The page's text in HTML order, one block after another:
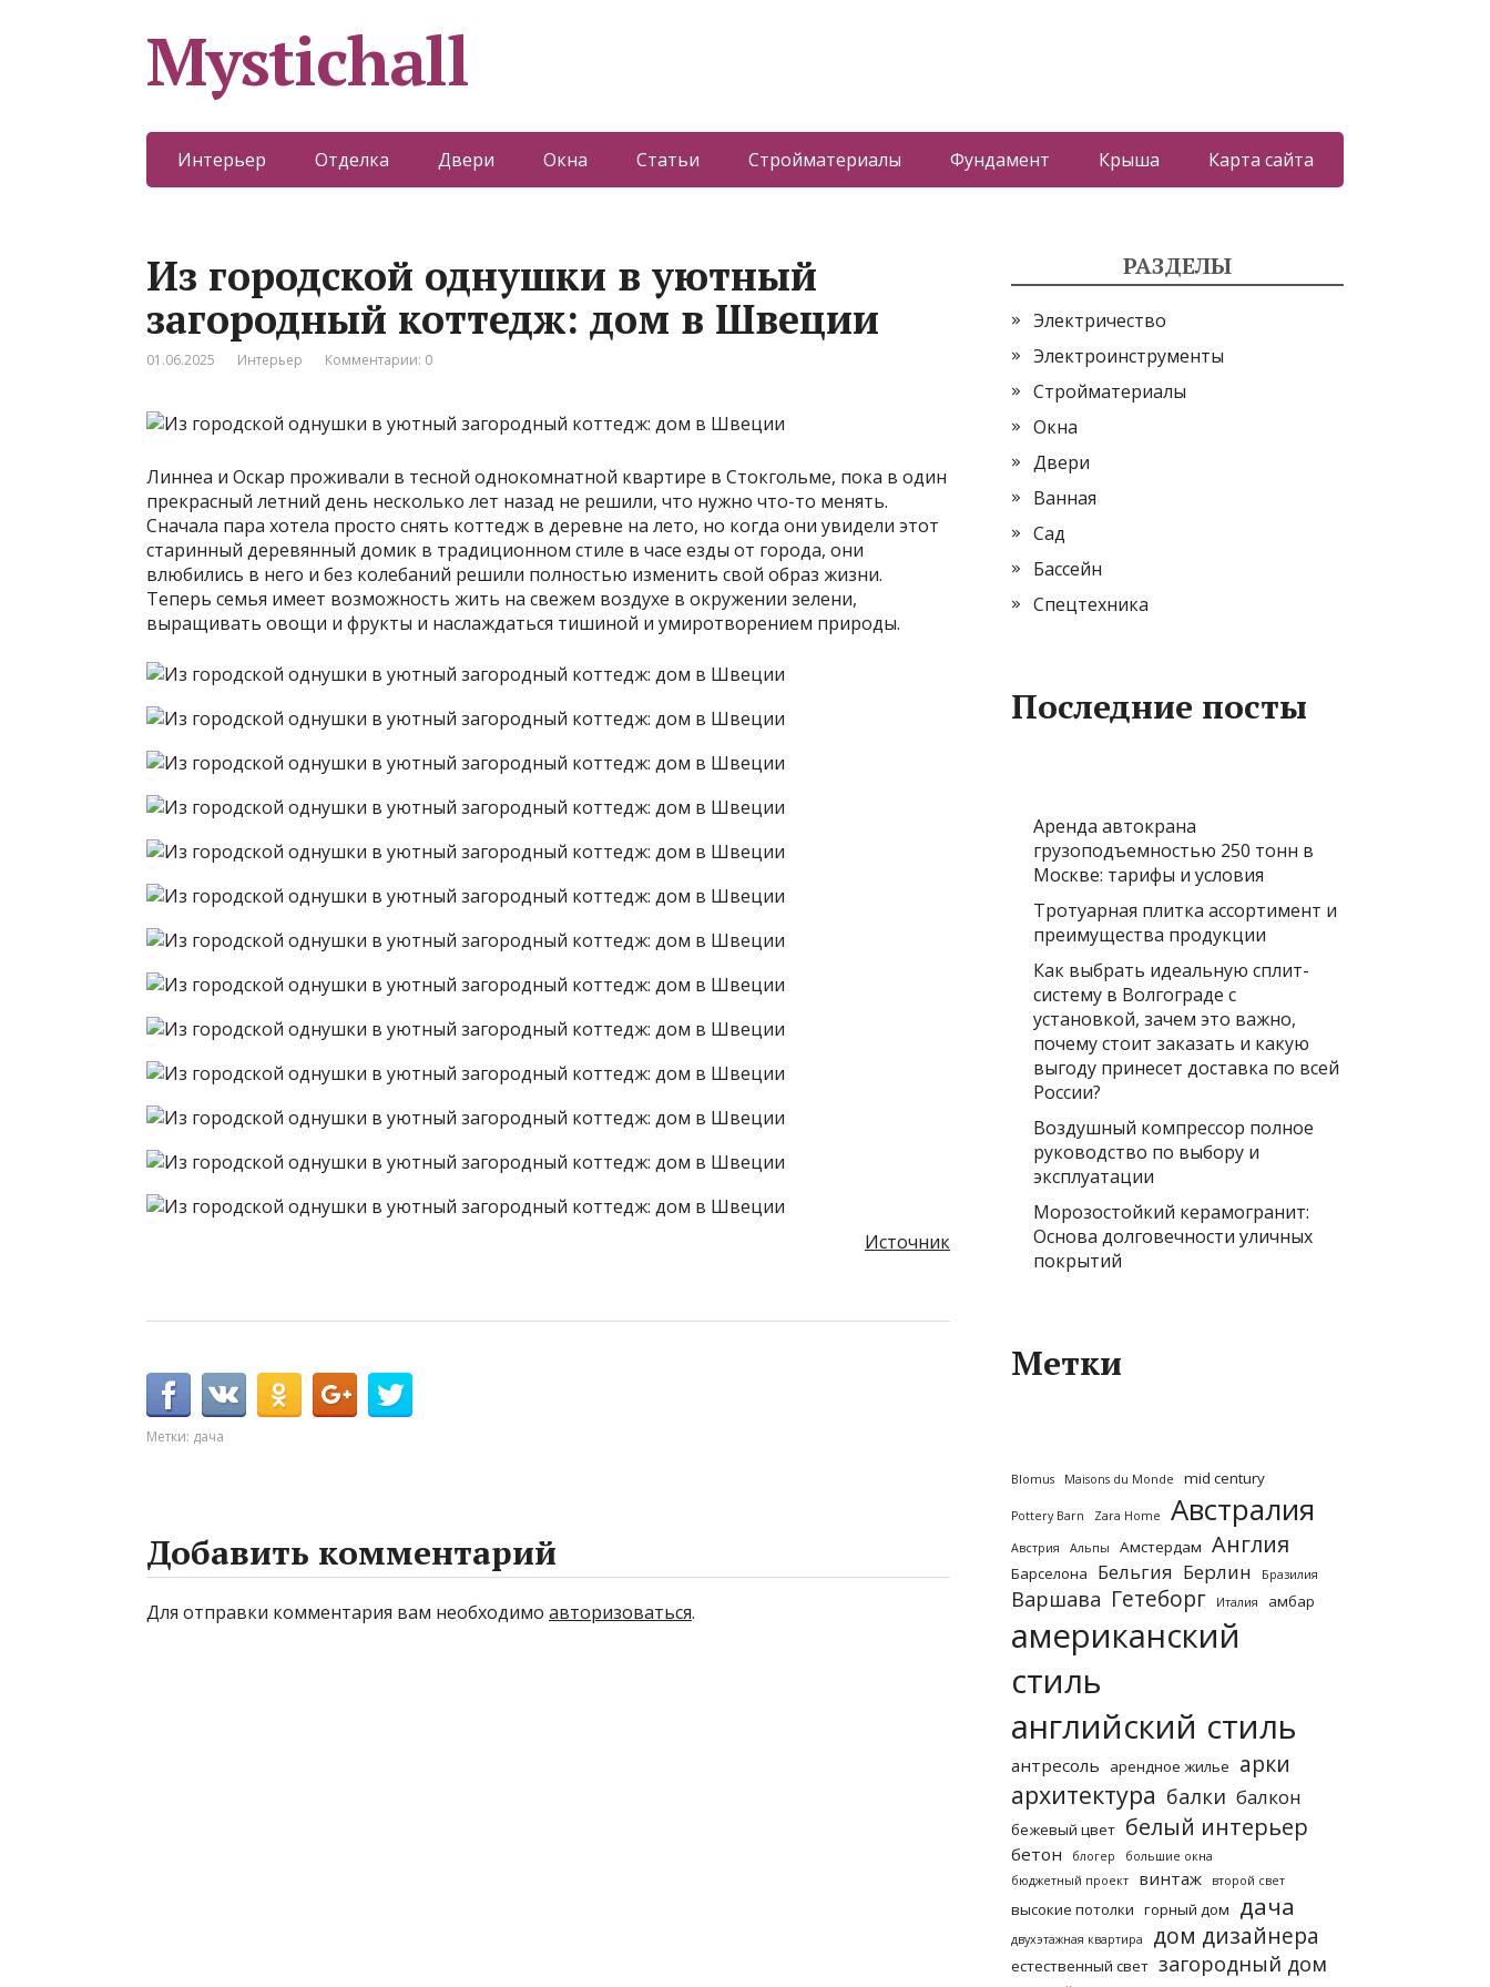
Mystichall
Интерьер Отделка Двери Окна Статьи Стройматериалы Фундамент Крыша Карта сайта
Из городской однушки в уютный
загородный коттедж: дом в Швеции
01.06.2025 Интерьер Комментарии: 0
Линнеа и Оскар проживали в тесной однокомнатной квартире в Стокгольме, пока в один
прекрасный летний день несколько лет назад не решили, что нужно что-то менять.
Сначала пара хотела просто снять коттедж в деревне на лето, но когда они увидели этот
старинный деревянный домик в традиционном стиле в часе езды от города, они
влюбились в него и без колебаний решили полностью изменить свой образ жизни.
Теперь семья имеет возможность жить на свежем воздухе в окружении зелени,
выращивать овощи и фрукты и наслаждаться тишиной и умиротворением природы.
Источник
Метки: дача
Добавить комментарий
Для отправки комментария вам необходимо авторизоваться.
РАЗДЕЛЫ
Электричество
Электроинструменты
Стройматериалы
Окна
Двери
Ванная
Сад
Бассейн
Спецтехника
Последние посты
Аренда автокрана
грузоподъемностью 250 тонн в
Москве: тарифы и условия
Тротуарная плитка ассортимент и
преимущества продукции
Как выбрать идеальную сплит-
систему в Волгограде с
установкой, зачем это важно,
почему стоит заказать и какую
выгоду принесет доставка по всей
России?
Воздушный компрессор полное
руководство по выбору и
эксплуатации
Морозостойкий керамогранит:
Основа долговечности уличных
покрытий
Метки
Blomus Maisons du Monde mid century
Pottery Barn Zara Home Австралия
Австрия Альпы Амстердам Англия
Барселона Бельгия Берлин Бразилия
Варшава Гетеборг Италия амбар
американский
стиль
английский стиль
антресоль арендное жилье арки
архитектура балки балкон
бежевый цвет белый интерьер
бетон блогер
большие окна
бюджетный проект
винтаж второй свет
высокие потолки горный дом дача
двухэтажная квартира дом дизайнера
естественный свет загородный дом